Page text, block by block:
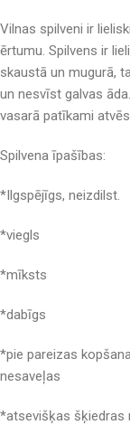
Vilnas spilveni ir
ērtumu. Spilvens ir
skaustā un mugurā,
un nesvīst galvas
vasarā patīkami
Spilvena īpašības:
*Ilgspējīgs, neizdilst.
*viegls
*mīksts
*dabīgs
*pie pareizas
nesaveļas
*atsevišķas šķiedras